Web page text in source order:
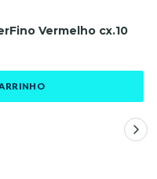
Vermelho cx.10